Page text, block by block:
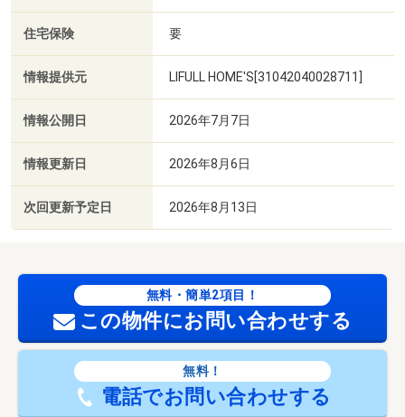
住宅保険 要
情報提供元 LIFULL HOME'S[31042040028711]
情報公開日 2026年7月7日
情報更新日 2026年8月6日
次回更新予定日 2026年8月13日
無料・簡単2項目！
この物件にお問い合わせする
無料！
電話でお問い合わせする